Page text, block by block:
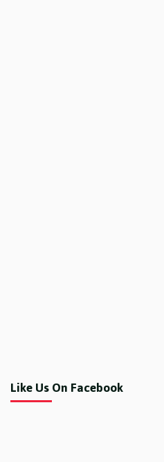
Like Us On Facebook